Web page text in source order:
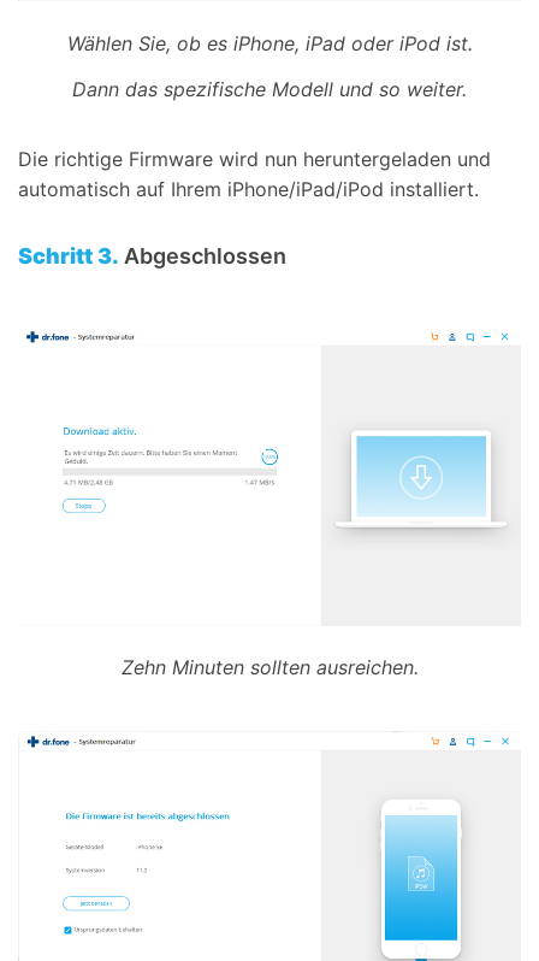
Wählen Sie, ob es iPhone, iPad oder iPod ist.
Dann das spezifische Modell und so weiter.
Die richtige Firmware wird nun heruntergeladen und
automatisch auf Ihrem iPhone/iPad/iPod installiert.
Schritt 3. Abgeschlossen
Zehn Minuten sollten ausreichen.